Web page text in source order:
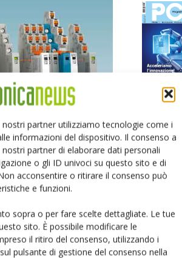
partner utilizziamo tecnologie come i
informazioni del dispositivo. Il consenso a
partner di elaborare dati personali
o gli ID univoci su questo sito e di
acconsentire o ritirare il consenso può
e funzioni.
sopra o per fare scelte dettagliate. Le tue
sito. È possibile modificare le
il ritiro del consenso, utilizzando i
pulsante di gestione del consenso nella
contro le
2022
Edicola web